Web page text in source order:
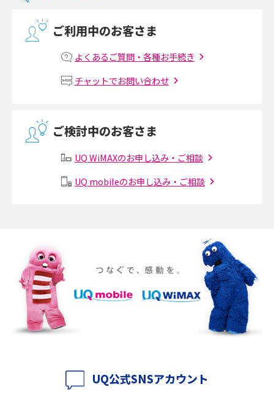
マンションで光回線の利用を始める手順は？設備状況の確認方法も解説
Wi-Fiルーターの設定方法をわかりやすく解説！事前に準備すべきものも紹
無線LANとは？メリット・デメリットや接続方法を解説
メッシュWi-Fiとは？仕組みやメリット・デメリット、中継機との違いを解
ポケット型Wi-Fiをレンタルするメリットとは？選び方や向いている方の特
徴も紹介
持ち運びできるポケット型Wi-Fiのおススメの選び方は？メリット・デメリ
ットも紹介
ポケット型Wi-Fiとは？通信の仕組みやメリット・デメリットを解説
ご利用中のお客さま
よくあるご質問・各種お手続き
チャットでお問い合わせ
ご検討中のお客さま
UQ WiMAXのお申し込み・ご相談
UQ mobileのお申し込み・ご相談
UQ公式SNSアカウント